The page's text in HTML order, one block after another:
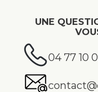
UNE
04 77 10